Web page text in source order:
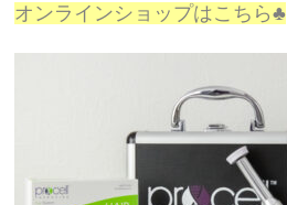
オンラインショップはこちら♣